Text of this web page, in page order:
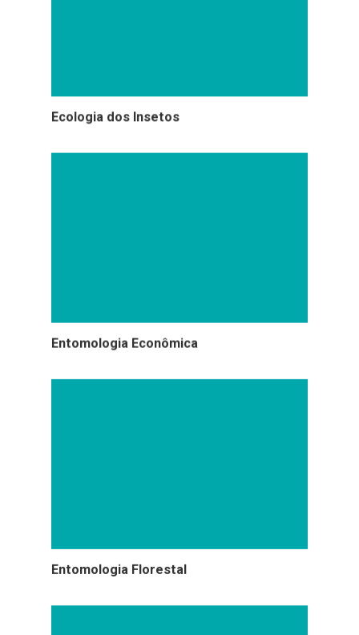
Ecologia dos Insetos
Entomologia Econômica
Entomologia Florestal